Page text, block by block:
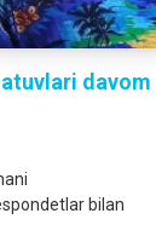
davom
bilan